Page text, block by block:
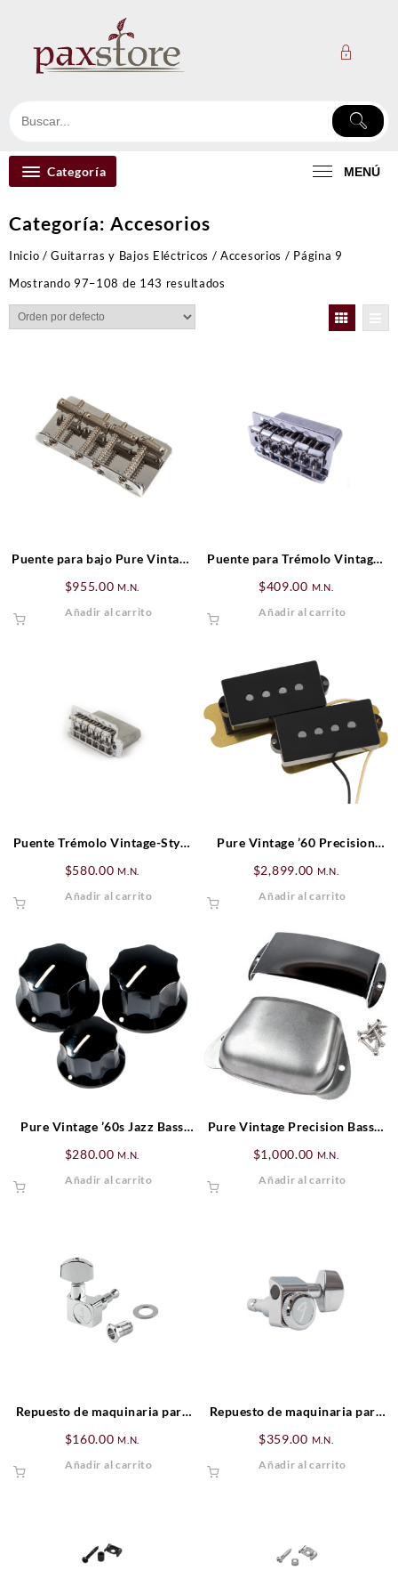
contenido
Categoría MENÚ
Categoría: Accesorios
Inicio /Guitarras y Bajos Eléctricos /Accesorios / Página 9
Mostrando 97–108 de 143 resultados
Puente para bajo Pure Vintage
$955.00 M.N.
Añadir al carrito
Puente para Trémolo Vintage-
Stratocaster® (’06-Presente),
Zurdo, Cromado
$409.00 M.N.
Añadir al carrito
Puente Trémolo Vintage-Style
Presente), Cromado
$580.00 M.N.
Añadir al carrito
Pure Vintage ’60 Precision
$2,899.00 M.N.
Añadir al carrito
Pure Vintage ’60s Jazz Bass
$280.00 M.N.
Añadir al carrito
Pure Vintage Precision Bass®
Ashtray Cover Set
$1,000.00 M.N.
Añadir al carrito
Repuesto de maquinaria para
$160.00 M.N.
Añadir al carrito
Repuesto de maquinaria para
$359.00 M.N.
Añadir al carrito